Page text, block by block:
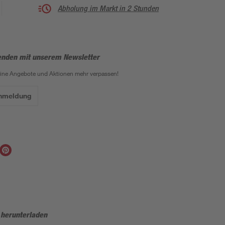
Abholung im Markt in 2 Stunden
mit unserem Newsletter
Angebote und Aktionen mehr verpassen!